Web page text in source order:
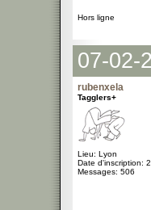
Hors ligne
07-02-
rubenxela
Tagglers+
Lieu: Lyon
Date d'inscription:
Messages: 506